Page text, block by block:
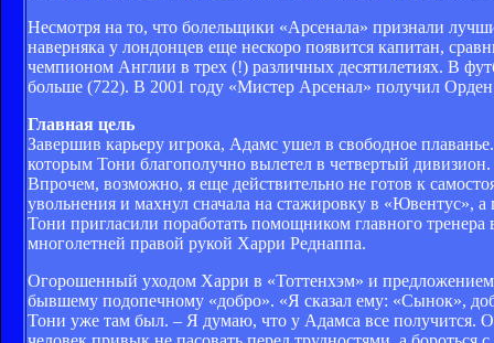
Несмотря на то, что болельщики «Арсенала» признали
наверняка у лондонцев еще нескоро появится капитан,
чемпионом Англии в трех (!) различных десятилетиях. В
больше (722). В 2001 году «Мистер Арсенал» получил
Главная цель
Завершив карьеру игрока, Адамс ушел в свободное
которым Тони благополучно вылетел в четвертый
Впрочем, возможно, я еще действительно не готов к
увольнения и махнул сначала на стажировку в «Ювентус»,
Тони пригласили поработать помощником главного
многолетней правой рукой Харри Реднаппа.
Огорошенный уходом Харри в «Тоттенхэм» и
бывшему подопечному «добро». «Я сказал ему: «Сынок»,
Тони уже там был. – Я думаю, что у Адамса все получится.